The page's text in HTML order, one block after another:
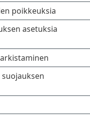
poikkeuksia
asetuksia